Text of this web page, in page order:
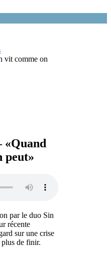
«Quand
peut»
par le duo Sin
récente
sur une crise
de finir.